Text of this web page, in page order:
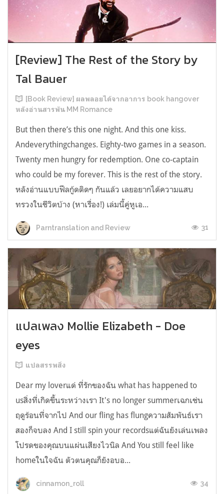
[Review] The Rest of the Story by
Tal Bauer
[Book Review] ผลพลอยได้จากอาการ book hangover
หลังอ่านสารพัน MM Romance
But then there’s this one night. And this one kiss.
Andeverythingchanges. Eighty-two games in a season.
Twenty men hungry for redemption. One co-captain
who could be my forever. This is the rest of the story.
หลังอ่านแบบฟีลกู้ดติดๆ กันแล้ว เลยอยากได้ความแสบ
ทรวงในชีวิตบ้าง (หาเรื่อง!) เล่มนี้คู่หูเอ...
Parntranslation and Review 31
แปลเพลง Mollie Elizabeth - Doe
eyes
แปลสรรพสิ่ง
Dear my loverแด่ ที่รักของฉัน what has happened to
usสิ่งที่เกิดขึ้นระหว่างเรา It's no longer summerเฉกเช่น
ฤดูร้อนที่จากไป And our fling has flungความสัมพันธ์เรา
สองก็จบลง And I still spin your recordsแต่ฉันยังเล่นเพลง
โปรดของคุณบนแผ่นเสียงไวนิล And You still feel like
homeในใจฉัน ตัวตนคุณก็ยังอบอ...
cinnamon_roll 34